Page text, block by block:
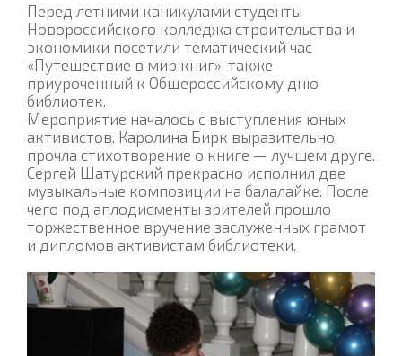
Перед летними каникулами студенты
Новороссийского колледжа строительства и
экономики посетили тематический час
«Путешествие в мир книг», также
приуроченный к Общероссийскому дню
библиотек.
Мероприятие началось с выступления юных
активистов. Каролина Бирк выразительно
прочла стихотворение о книге — лучшем друге.
Сергей Шатурский прекрасно исполнил две
музыкальные композиции на балалайке. После
чего под аплодисменты зрителей прошло
торжественное вручение заслуженных грамот
и дипломов активистам библиотеки.